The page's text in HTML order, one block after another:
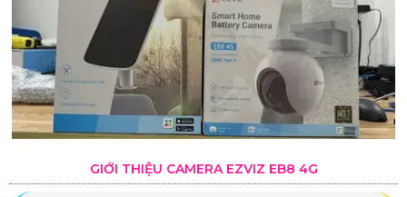
GIỚI THIỆU CAMERA EZVIZ EB8 4G